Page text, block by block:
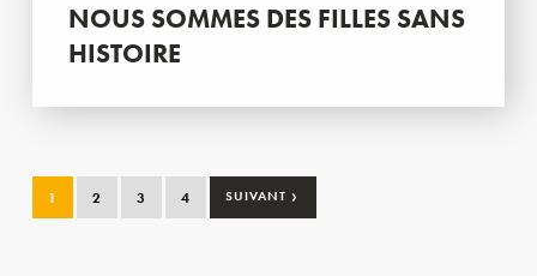
NOUS SOMMES DES FILLES SANS
HISTOIRE
1 2 3 4 SUIVANT ›